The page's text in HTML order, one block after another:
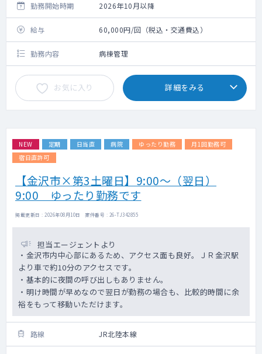
勤務開始時期 2026年10月以降
給与 60,000円/回（税込・交通費込）
勤務内容 病棟管理
お気に入り 詳細をみる
NEW 定期 日当直 病院 ゆったり勤務
月1回勤務可
宿日直許可
【金沢市×第3土曜日】9:00～（翌日）
9:00 ゆったり勤務です
掲載更新日 : 2026年08月10日 案件番号 : 26-TJ342855
担当エージェントより
・金沢市内中心部にあるため、アクセス面も良好。ＪＲ金沢駅
より車で約10分のアクセスです。
・基本的に夜間の呼び出しもありません。
・明け時間が早めなので翌日が勤務の場合も、比較的時間に余
裕をもって移動いただけます。
路線 JR北陸本線